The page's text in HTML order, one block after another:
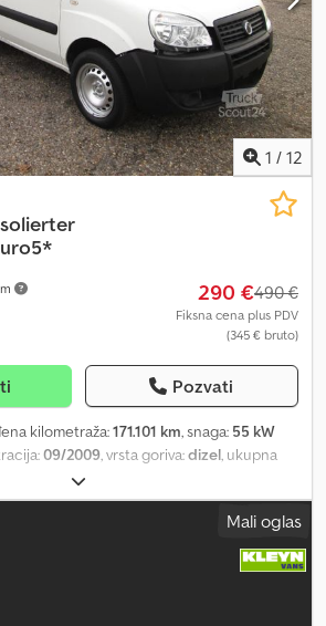
oko 1.670 kg, nosivost: oko 744 kg, itd.
greške, među-prodaju i slovne greške.
licima i za izvoz. !!!!! Fg-5490 !!!! Šifra
1 / 12
290 €490 €
Fiksna cena plus PDV
(345 € bruto)
Pozvati
kilometraža:171.101 km, snaga: 55 kW
09/2009, vrsta goriva:dizel, ukupna
, tip prenosa:
2, dužina tovarnog prostora:1.400 mm,
elektronski program
za čađ
snagu !!!!! Dedpfjxw Izuox Aqisck
Mali oglas